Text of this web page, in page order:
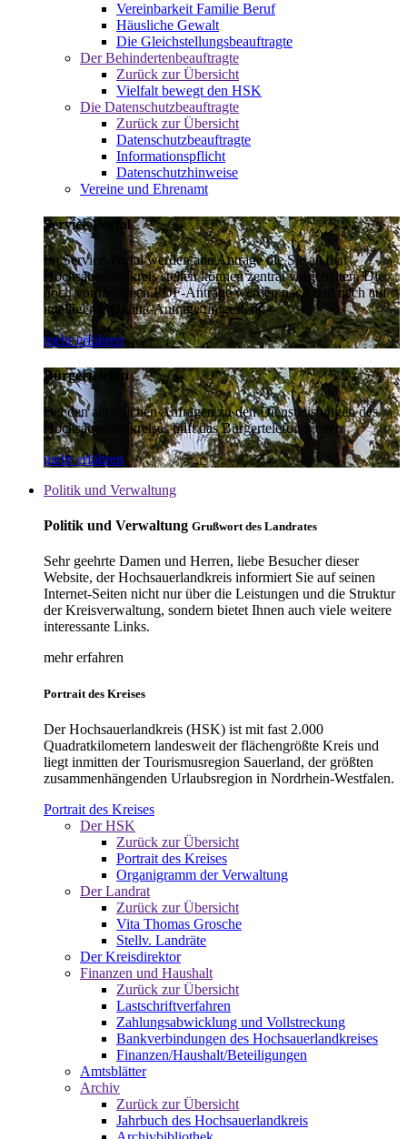
Vereinbarkeit Familie Beruf
Häusliche Gewalt
Die Gleichstellungsbeauftragte
Der Behindertenbeauftragte
Zurück zur Übersicht
Vielfalt bewegt den HSK
Die Datenschutzbeauftragte
Zurück zur Übersicht
Datenschutzbeauftragte
Informationspflicht
Datenschutzhinweise
Vereine und Ehrenamt
Service-Portal
Im Service-Portal werden alle Anträge die Sie an den
Hochsauerlandkreis stellen können zentral vorgehalten. Die
noch vorhandenen PDF-Anträge werden nach und nach auf
intelligente Online-Anträge umgestellt.
mehr erfahren
Bürgertelefon
Bei den alltäglichen Anfragen zu den Dienstleistungen des
Hochsauerlandkreises hilft das Bürgertelefon weiter.
mehr erfahren
Politik und Verwaltung
Politik und Verwaltung Grußwort des Landrates
Sehr geehrte Damen und Herren, liebe Besucher dieser
Website, der Hochsauerlandkreis informiert Sie auf seinen
Internet-Seiten nicht nur über die Leistungen und die Struktur
der Kreisverwaltung, sondern bietet Ihnen auch viele weitere
interessante Links.
mehr erfahren
Portrait des Kreises
Der Hochsauerlandkreis (HSK) ist mit fast 2.000
Quadratkilometern landesweit der flächengrößte Kreis und
liegt inmitten der Tourismusregion Sauerland, der größten
zusammenhängenden Urlaubsregion in Nordrhein-Westfalen.
Portrait des Kreises
Der HSK
Zurück zur Übersicht
Portrait des Kreises
Organigramm der Verwaltung
Der Landrat
Zurück zur Übersicht
Vita Thomas Grosche
Stellv. Landräte
Der Kreisdirektor
Finanzen und Haushalt
Zurück zur Übersicht
Lastschriftverfahren
Zahlungsabwicklung und Vollstreckung
Bankverbindungen des Hochsauerlandkreises
Finanzen/Haushalt/Beteiligungen
Amtsblätter
Archiv
Zurück zur Übersicht
Jahrbuch des Hochsauerlandkreis